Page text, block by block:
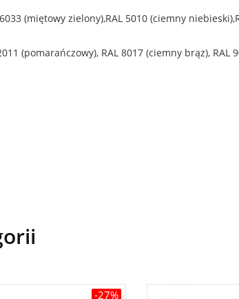
(miętowy zielony),RAL 5010 (ciemny
(pomarańczowy), RAL 8017 (ciemny brąz), RAL
-27%